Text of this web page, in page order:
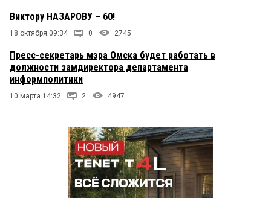
Виктору НАЗАРОВУ – 60!
18 октября 09:34 0 2745
Пресс-секретарь мэра Омска будет работать в
должности замдиректора департамента
информполитики
10 марта 14:32 2 4947